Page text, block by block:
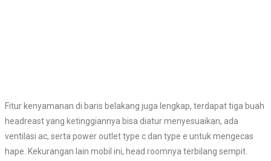
Fitur kenyamanan di baris belakang juga lengkap, terdapat tiga buah
headreast yang ketinggiannya bisa diatur menyesuaikan, ada
ventilasi ac, serta power outlet type c dan type e untuk mengecas
hape. Kekurangan lain mobil ini, head roomnya terbilang sempit.